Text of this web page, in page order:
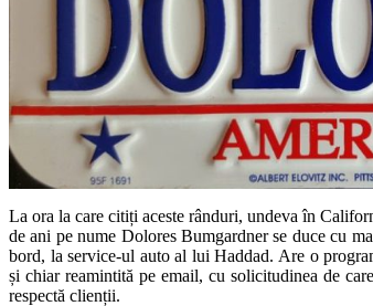
La ora la care citiți aceste rânduri, undeva în
de ani pe nume Dolores Bumgardner se duce cu
bord, la service-ul auto al lui Haddad. Are o
și chiar reamintită pe email, cu solicitudinea de
respectă clienții.